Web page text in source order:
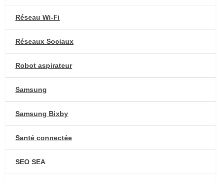
Réseau Wi-Fi
Réseaux Sociaux
Robot aspirateur
Samsung
Samsung Bixby
Santé connectée
SEO SEA